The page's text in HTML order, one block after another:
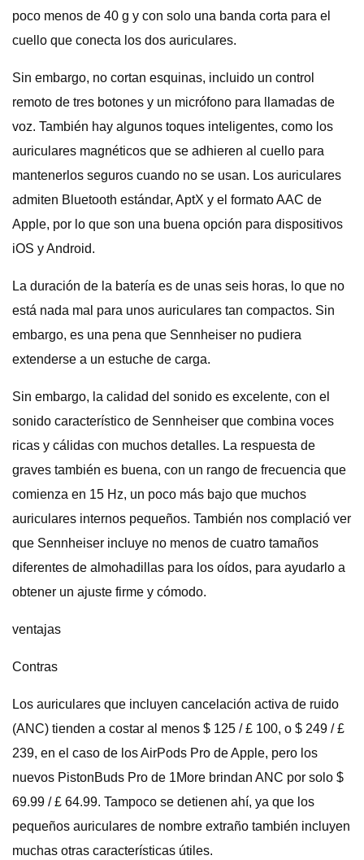
poco menos de 40 g y con solo una banda corta para el
cuello que conecta los dos auriculares.
Sin embargo, no cortan esquinas, incluido un control
remoto de tres botones y un micrófono para llamadas de
voz. También hay algunos toques inteligentes, como los
auriculares magnéticos que se adhieren al cuello para
mantenerlos seguros cuando no se usan. Los auriculares
admiten Bluetooth estándar, AptX y el formato AAC de
Apple, por lo que son una buena opción para dispositivos
iOS y Android.
La duración de la batería es de unas seis horas, lo que no
está nada mal para unos auriculares tan compactos. Sin
embargo, es una pena que Sennheiser no pudiera
extenderse a un estuche de carga.
Sin embargo, la calidad del sonido es excelente, con el
sonido característico de Sennheiser que combina voces
ricas y cálidas con muchos detalles. La respuesta de
graves también es buena, con un rango de frecuencia que
comienza en 15 Hz, un poco más bajo que muchos
auriculares internos pequeños. También nos complació ver
que Sennheiser incluye no menos de cuatro tamaños
diferentes de almohadillas para los oídos, para ayudarlo a
obtener un ajuste firme y cómodo.
ventajas
Contras
Los auriculares que incluyen cancelación activa de ruido
(ANC) tienden a costar al menos $ 125 / £ 100, o $ 249 / £
239, en el caso de los AirPods Pro de Apple, pero los
nuevos PistonBuds Pro de 1More brindan ANC por solo $
69.99 / £ 64.99. Tampoco se detienen ahí, ya que los
pequeños auriculares de nombre extraño también incluyen
muchas otras características útiles.